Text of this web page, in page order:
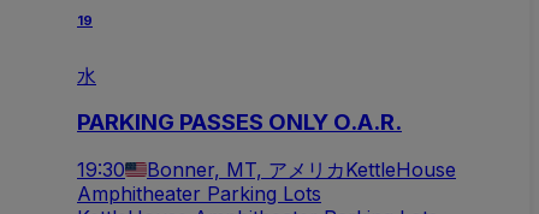
19
水
PARKING PASSES ONLY O.A.R.
19:30 Bonner, MT, アメリカKettleHouse
Amphitheater Parking Lots